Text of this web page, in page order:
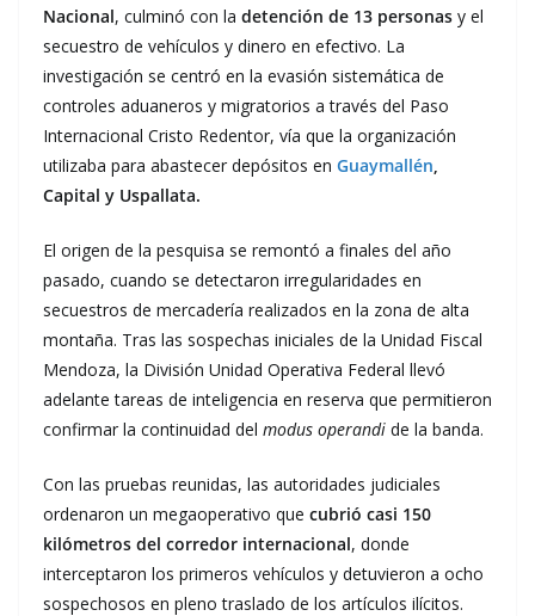
Nacional, culminó con la detención de 13 personas y el
secuestro de vehículos y dinero en efectivo. La
investigación se centró en la evasión sistemática de
controles aduaneros y migratorios a través del Paso
Internacional Cristo Redentor, vía que la organización
utilizaba para abastecer depósitos en Guaymallén,
Capital y Uspallata.
El origen de la pesquisa se remontó a finales del año
pasado, cuando se detectaron irregularidades en
secuestros de mercadería realizados en la zona de alta
montaña. Tras las sospechas iniciales de la Unidad Fiscal
Mendoza, la División Unidad Operativa Federal llevó
adelante tareas de inteligencia en reserva que permitieron
confirmar la continuidad del modus operandi de la banda.
Con las pruebas reunidas, las autoridades judiciales
ordenaron un megaoperativo que cubrió casi 150
kilómetros del corredor internacional, donde
interceptaron los primeros vehículos y detuvieron a ocho
sospechosos en pleno traslado de los artículos ilícitos.